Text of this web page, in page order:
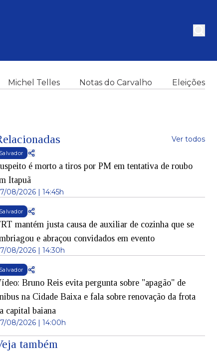
Michel Telles Notas do Carvalho Eleições
Ver todos
Salvador
é morto a tiros por PM em tentativa de roubo
Itapuã
08/2026 | 14:45h
Salvador
mantém justa causa de auxiliar de cozinha que se
e abraçou convidados em evento
08/2026 | 14:30h
Salvador
Bruno Reis evita pergunta sobre "apagão" de
na Cidade Baixa e fala sobre renovação da frota
capital baiana
08/2026 | 14:00h
também